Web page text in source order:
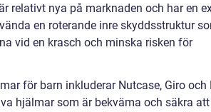
relativt nya på marknaden och har en
en roterande inre skyddsstruktur
vid en krasch och minska risken för
för barn inkluderar Nutcase, Giro och
hjälmar som är bekväma och säkra att